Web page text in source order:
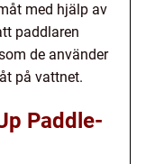
med hjälp av
paddlaren
de använder
på vattnet.
Paddle-